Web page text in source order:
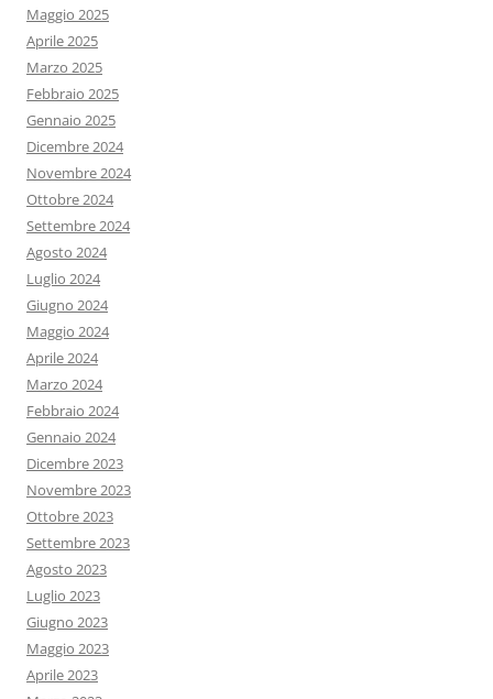
Maggio 2025
Aprile 2025
Marzo 2025
Febbraio 2025
Gennaio 2025
Dicembre 2024
Novembre 2024
Ottobre 2024
Settembre 2024
Agosto 2024
Luglio 2024
Giugno 2024
Maggio 2024
Aprile 2024
Marzo 2024
Febbraio 2024
Gennaio 2024
Dicembre 2023
Novembre 2023
Ottobre 2023
Settembre 2023
Agosto 2023
Luglio 2023
Giugno 2023
Maggio 2023
Aprile 2023